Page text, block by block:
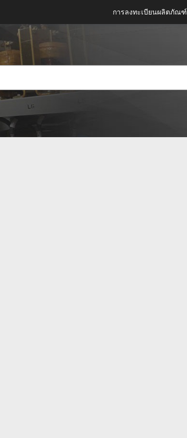
การลงทะเบียนผลิตภัณฑ์